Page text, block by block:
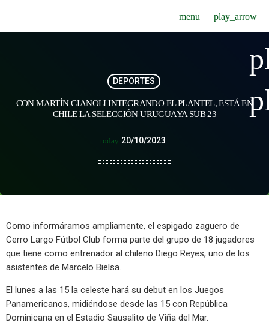
menu play_arrow
DEPORTES
CON MARTÍN GIANOLI INTEGRANDO EL PLANTEL, ESTÁ EN
CHILE LA SELECCIÓN URUGUAYA SUB 23
today 20/10/2023
Como informáramos ampliamente, el espigado zaguero de
Cerro Largo Fútbol Club forma parte del grupo de 18 jugadores
que tiene como entrenador al chileno Diego Reyes, uno de los
asistentes de Marcelo Bielsa.
El lunes a las 15 la celeste hará su debut en los Juegos
Panamericanos, midiéndose desde las 15 con República
Dominicana en el Estadio Sausalito de Viña del Mar.